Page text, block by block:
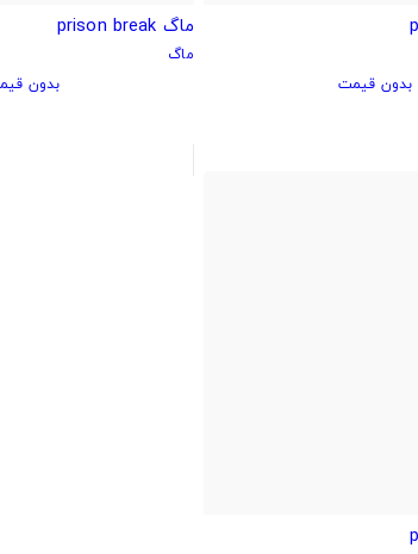
بدون قیمت
ماگ prison break
ماگ
بدون